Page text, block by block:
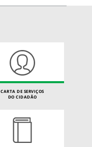
CARTA DE SERVIÇOS
DO CIDADÃO